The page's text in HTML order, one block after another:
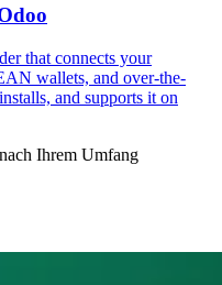
that connects your
wallets, and over-the-
and supports it on
Ihrem Umfang